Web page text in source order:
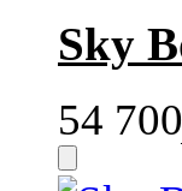
Sky
54 700